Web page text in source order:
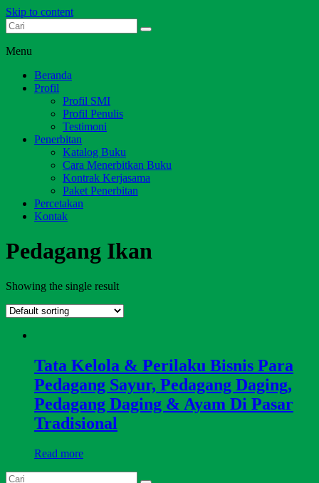
Skip to content
Dari Jambi untuk Indonesia
Menu
Beranda
Profil
Profil SMI
Profil Penulis
Testimoni
Penerbitan
Katalog Buku
Cara Menerbitkan Buku
Kontrak Kerjasama
Paket Penerbitan
Percetakan
Kontak
Pedagang Ikan
Showing the single result
Tata Kelola & Perilaku Bisnis Para
Pedagang Sayur, Pedagang Daging,
Pedagang Daging & Ayam Di Pasar
Tradisional
Read more